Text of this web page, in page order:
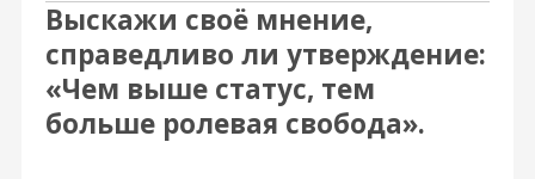
Выскажи своё мнение,
справедливо ли утверждение:
«Чем выше статус, тем
больше ролевая свобода».